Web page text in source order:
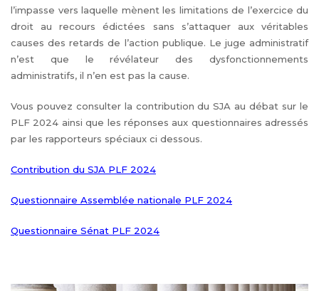
l’impasse vers laquelle mènent les limitations de l’exercice du
droit au recours édictées sans s’attaquer aux véritables
causes des retards de l’action publique. Le juge administratif
n’est que le révélateur des dysfonctionnements
administratifs, il n’en est pas la cause.
Vous pouvez consulter la contribution du SJA au débat sur le
PLF 2024 ainsi que les réponses aux questionnaires adressés
par les rapporteurs spéciaux ci dessous.
Contribution du SJA PLF 2024
Questionnaire Assemblée nationale PLF 2024
Questionnaire Sénat PLF 2024